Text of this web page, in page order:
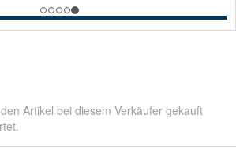
Artikel bei diesem Verkäufer gekauft